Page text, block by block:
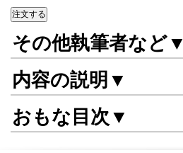
その他執筆者など▼
内容の説明▼
おもな目次▼